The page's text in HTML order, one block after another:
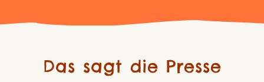
Das sagt die Presse